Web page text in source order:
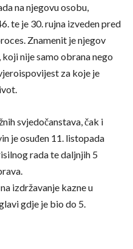
na njegovu osobu,
te je 30. rujna izveden pred
Znamenit je njegov
nije samo obrana nego
za koje je
svjedočanstava, čak i
je osuđen 11. listopada
rada te daljnjih 5
izdržavanje kazne u
gdje je bio do 5.